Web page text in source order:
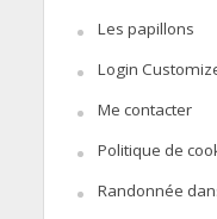
Les papillons
Login
Me contacter
Politique de
Randonnée